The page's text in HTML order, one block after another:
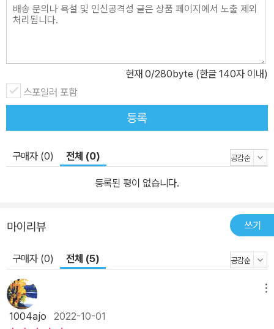
다. - 질문하고 적극적으로 알아가는 태도를 배운다. - 자녀의 부정적
배운다. - 수학적 개념을 감정으로 표현하는 창의적인 설명이 인상적
이다. - 아빠, 엄마 뿐 아니라 아이를 사랑하는 할머니까지, 가족의 깊
은 사랑을 경험한다. 리뷰들 instagram.com@pippi_calzas 아름
다운 말, 사랑스럽고 멋진 그림이 있는 그림책. 무한대라는 수학적 개
무 좋다. 환상적이고 매우 독창적이다. instagram.com@recursos
책. 수학과 감정을 연결지어보세요. 도서관에 적극 추천. instagram.
히 사랑한다고 몇 번이고 두 팔을 벌리며 말했다. 아름다운 삽화와 아
을 딸에게 설명해 주는 모습이 감동적이다.
현재 0/280byte (한글 140자 이내)
스포일러 포함
등록
구매자 (0) 전체 (0)
등록된 평이 없습니다.
마이리뷰 쓰기
구매자 (0) 전체 (5)
1004ajo 2022-10-01